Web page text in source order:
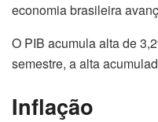
economia brasileira
O PIB acumula alta de
semestre, a alta
Inflação